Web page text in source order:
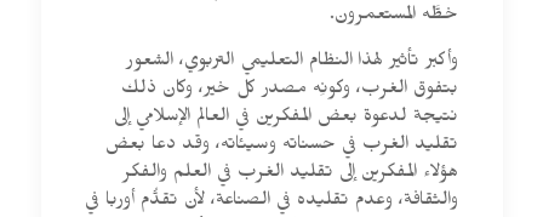
خطَّه المستعمرون.
وأكبر تأثير لهذا النظام التعليمي التربوي، الشعور
بتفوق الغرب، وكونِه مصدر كل خير، وكان ذلك
نتيجة لدعوة بعض المفكرين في العالم الإسلامي إلى
تقليد الغرب في حسناته وسيئاته، وقد دعا بعض
هؤلاء المفكرين إلى تقليد الغرب في العلم والفكر
والثقافة، وعدم تقليده في الصناعة، لأن تقدُّم أوربا في